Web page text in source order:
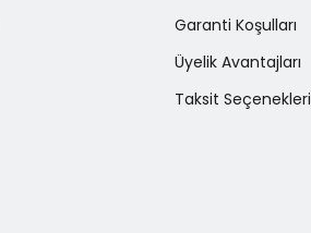
Garanti Koşulları
Üyelik Avantajları
Taksit Seçenekleri